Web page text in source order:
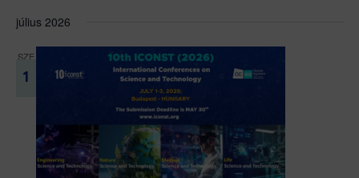
július 2026
SZE
1